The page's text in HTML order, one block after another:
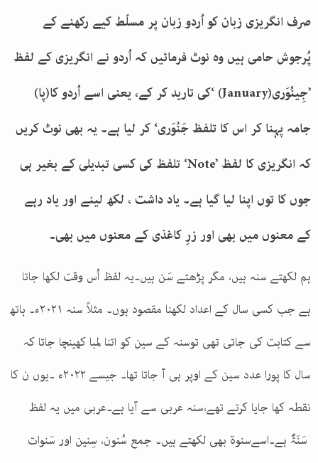
صرف انگریزی زبان کو اُردو زبان پر مسلّط کیے رکھنے کے
پُرجوش حامی ہیں وہ نوٹ فرمائیں کہ اُردو نے انگریزی کے لفظ
’جِینُوَری‘ (January)کی تارید کر کے، یعنی اسے اُردو کا(پا)
جامہ پہنا کر اس کا تلفظ جَنْوَری‘ کر لیا ہے۔ یہ بھی نوٹ کریں
کہ انگریزی کا لفظ‘Note’ تلفظ کی کسی تبدیلی کے بغیر ہی
جوں کا توں اپنا لیا گیا ہے۔ یاد داشت، لکھ لینے اور یاد رہے
کے معنوں میں بھی اور زرِ کاغذی کے معنوں میں بھی۔
ہم لکھتے سنہ ہیں، مگر پڑھتے سَن ہیں۔یہ لفظ اُس وقت لکھا جاتا
ہے جب کسی سال کے اعداد لکھنا مقصود ہوں۔ مثلاً سنہ ۲۰۲۱ء۔ ہاتھ
سے کتابت کی جاتی تھی توسنہ کے سین کو اتنا لمبا کھینچا جاتا کہ
سال کا پورا عدد سین کے اوپر ہی آ جاتا تھا۔ جیسے ۲۰۲۲ء ۔یوں ن کا
نقطہ کھا جایا کرتے تھے،سنہ عربی سے آیا ہے۔عربی میں یہ لفظ
سَنَۃٌ ہے۔اسےسنوۃ بھی لکھتے ہیں۔ جمع سُنون، سِنین اور سَنوات